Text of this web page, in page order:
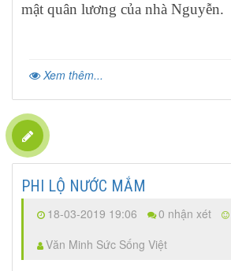
mật quân lương của nhà Nguyễn.
Xem thêm...
PHI LỘ NƯỚC MẮM
18-03-2019 19:06 0 nhận xét
Văn Minh Sức Sống Việt